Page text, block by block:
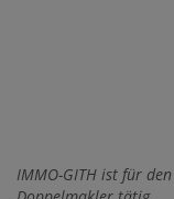
IMMO-GITH ist für